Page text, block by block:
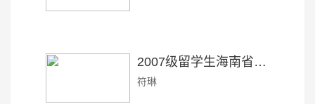
2007级留学生海南省人民医院实习轮转表
符琳